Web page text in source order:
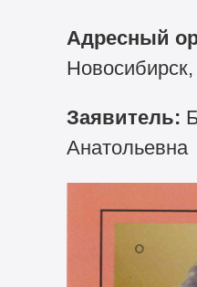
Адресный
Заявитель:
Анатольевна